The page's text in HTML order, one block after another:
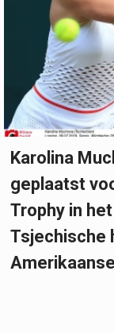
Karolina
geplaatst
Trophy in
Tsjechische